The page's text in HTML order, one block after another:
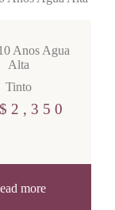
Anos Agua
Alta
Tinto
2,350
more